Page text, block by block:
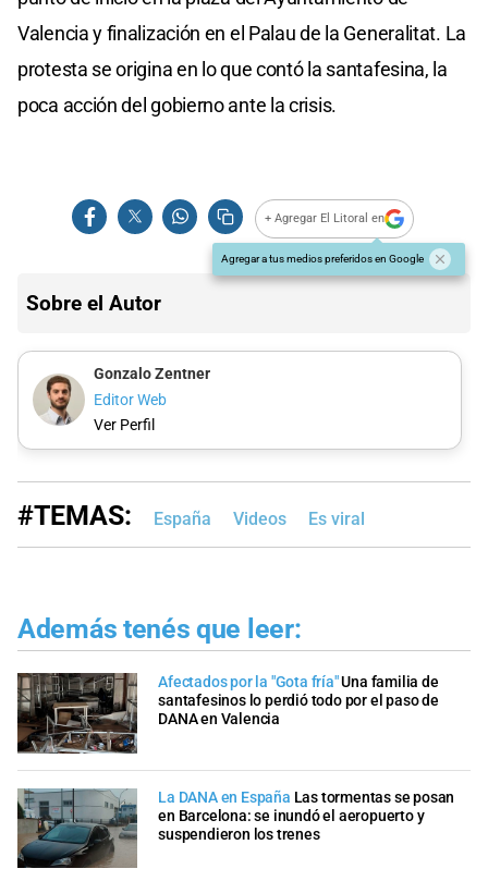
Valencia y finalización en el Palau de la Generalitat. La
protesta se origina en lo que contó la santafesina, la
poca acción del gobierno ante la crisis.
+ Agregar El Litoral en
Agregar a tus medios preferidos en Google
Sobre el Autor
Gonzalo Zentner
Editor Web
Ver Perfil
#TEMAS: España Videos Es viral
Además tenés que leer:
Afectados por la "Gota fría"Una familia de
santafesinos lo perdió todo por el paso de
DANA en Valencia
La DANA en España Las tormentas se posan
en Barcelona: se inundó el aeropuerto y
suspendieron los trenes